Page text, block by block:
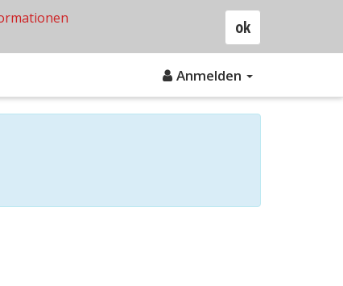
Anmelden
ok